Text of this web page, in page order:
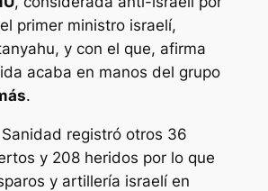
primer ministro israelí,
y con el que, afirma
acaba en manos del grupo
.
registró otros 36
y 208 heridos por lo que
y artillería israelí en